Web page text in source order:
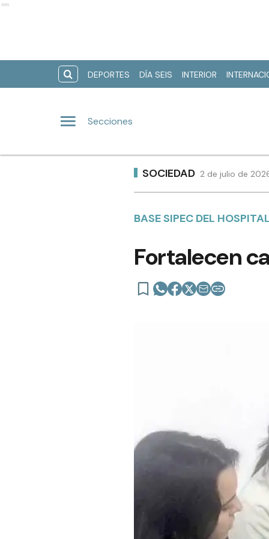
Ads
DEPORTES DÍA SEIS INTERIOR
Secciones
SOCIEDAD 2 de julio de
BASE SIPEC DEL
Fortalecen